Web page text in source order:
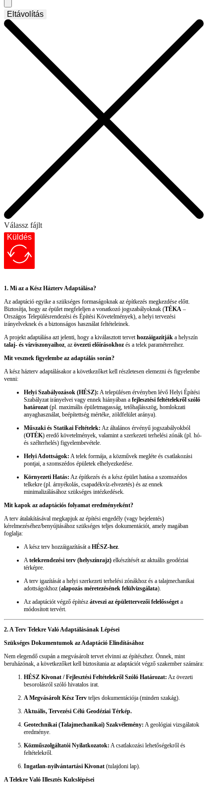
Eltávolítás
Válassz fájlt
Küldés
1. Mi az a Kész Házterv Adaptálása?
Az adaptáció egyike a szükséges formaságoknak az építkezés megkezdése előtt.
Biztosítja, hogy az épület megfeleljen a vonatkozó jogszabályoknak (TÉKA –
Országos Településrendezési és Építési Követelmények), a helyi tervezési
irányelveknek és a biztonságos használat feltételeinek.
A projekt adaptálása azt jelenti, hogy a kiválasztott tervethozzáigazítják a helyszín
talaj- és vízviszonyaihoz, az övezeti előírásokhoz és a telek paramétereihez.
Mit vesznek figyelembe az adaptálás során?
A kész házterv adaptálásakor a következőket kell részletesen elemezni és figyelembe
venni:
Helyi Szabályozások (HÉSZ): A településen érvényben lévő Helyi Építési
Szabályzat irányelvei vagy ennek hiányában a fejlesztési feltételekről szóló
határozat (pl. maximális épületmagasság, tetőhajlásszög, homlokzati
anyaghasználat, beépítettség mértéke, zöldfelület aránya).
Műszaki és Statikai Feltételek: Az általános érvényű jogszabályokból
(OTÉK) eredő követelmények, valamint a szerkezeti terhelési zónák (pl. hó-
és szélterhelés) figyelembevétele.
Helyi Adottságok: A telek formája, a közművek megléte és csatlakozási
pontjai, a szomszédos épületek elhelyezkedése.
Környezeti Hatás: Az építkezés és a kész épület hatása a szomszédos
telkekre (pl. árnyékolás, csapadékvíz-elvezetés) és az ennek
minimalizálásához szükséges intézkedések.
Mit kapok az adaptációs folyamat eredményeként?
A terv átalakításával megkapjuk az építési engedély (vagy bejelentés)
kérelmezéséhez/benyújtásához szükséges teljes dokumentációt, amely magában
foglalja:
A kész terv hozzáigazítását a HÉSZ-hez.
Atelekrendezési terv (helyszínrajz) elkészítését az aktuális geodéziai
térképre.
A terv igazítását a helyi szerkezeti terhelési zónákhoz és a talajmechanikai
adottságokhoz (alapozás méretezésének felülvizsgálata).
Az adaptációt végző építész átveszi az épülettervezői felelősséget a
módosított tervért.
2. A Terv Telekre Való Adaptálásának Lépései
Szükséges Dokumentumok az Adaptáció Elindításához
Nem elegendő csupán a megvásárolt tervet elvinni az építészhez. Önnek, mint
beruházónak, a következőket kell biztosítania az adaptációt végző szakember számára:
HÉSZ Kivonat / Fejlesztési Feltételekről Szóló Határozat: Az övezeti
besorolásról szóló hivatalos irat.
A Megvásárolt Kész Terv teljes dokumentációja (minden szakág).
Aktuális, Tervezési Célú Geodéziai Térkép.
Geotechnikai (Talajmechanikai) Szakvélemény: A geológiai vizsgálatok
eredménye.
Közműszolgáltatói Nyilatkozatok: A csatlakozási lehetőségekről és
feltételekről.
Ingatlan-nyilvántartási Kivonat (tulajdoni lap).
A Telekre Való Illesztés Kulcslépései